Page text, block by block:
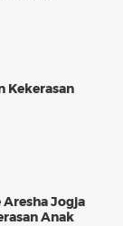
Kekerasan
Jogja
Anak